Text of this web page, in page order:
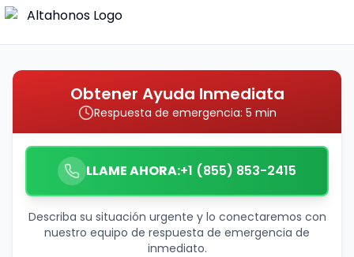
Obtener Ayuda Inmediata
Respuesta de emergencia: 5 min
LLAME AHORA:+1 (855) 853-2415
Describa su situación urgente y lo conectaremos con
nuestro equipo de respuesta de emergencia de
inmediato.